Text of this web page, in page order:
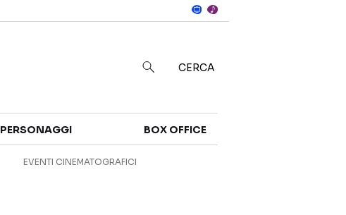
CURIOSITÀ
CERCA
PERSONAGGI BOX OFFICE
EVENTI CINEMATOGRAFICI